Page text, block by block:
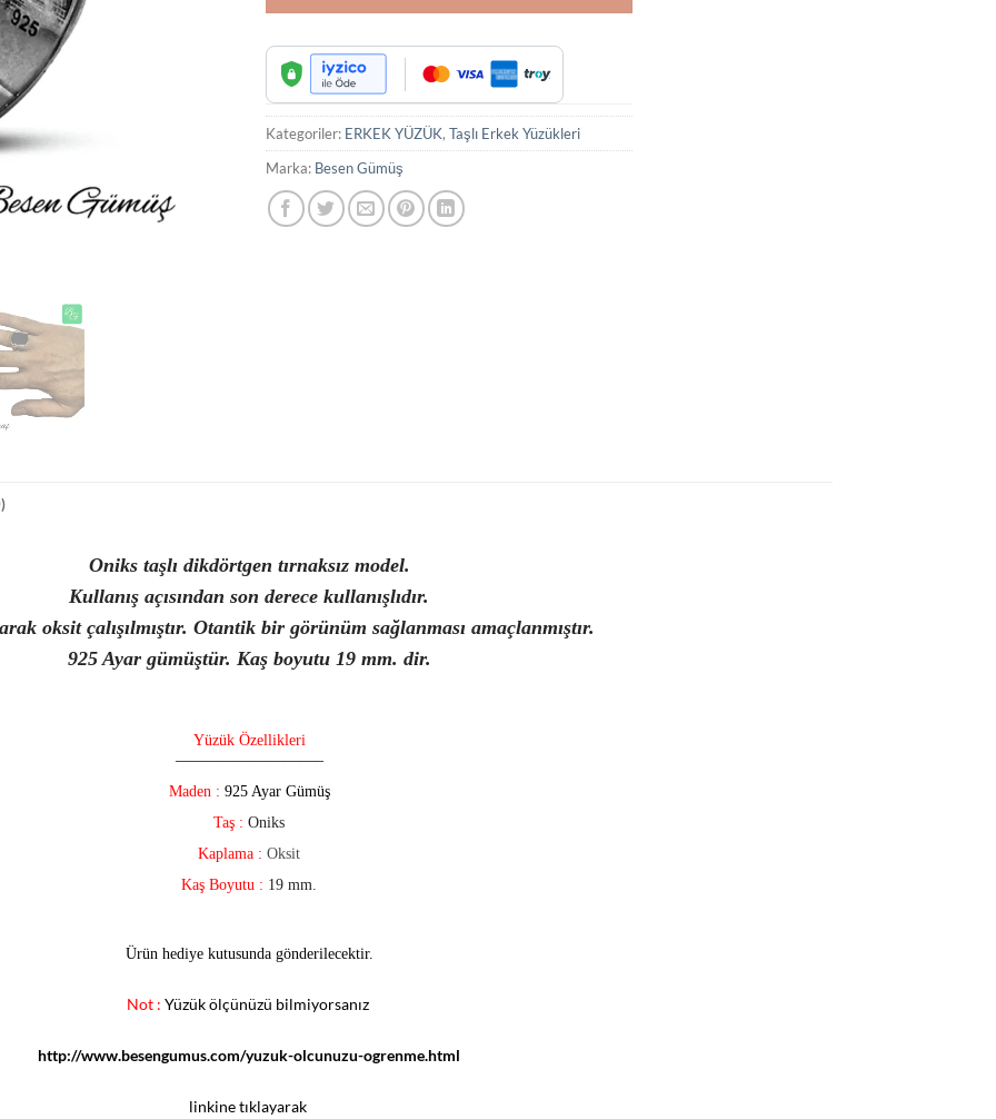
Kategoriler: ERKEK YÜZÜK, Taşlı Erkek Yüzükleri
Marka: Besen Gümüş
Oniks taşlı dikdörtgen tırnaksız model.
Kullanış açısından son derece kullanışlıdır.
oksit çalışılmıştır. Otantik bir görünüm sağlanması amaçlanmıştır.
925 Ayar gümüştür. Kaş boyutu 19 mm. dir.
Yüzük Özellikleri
—————————–
Maden : 925 Ayar Gümüş
Taş : Oniks
Kaplama : Oksit
Kaş Boyutu : 19 mm.
Ürün hediye kutusunda gönderilecektir.
Not : Yüzük ölçünüzü bilmiyorsanız
http://www.besengumus.com/yuzuk-olcunuzu-ogrenme.html
linkine tıklayarak